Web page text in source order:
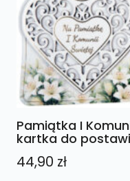
Pamiątka I
kartka do
44,90 zł